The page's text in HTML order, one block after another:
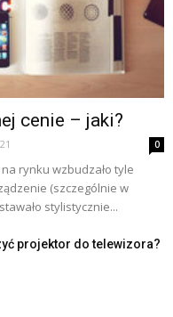
cenie – jaki?
0
rynku wzbudzało tyle
(szczególnie w
stylistycznie...
projektor do telewizora?